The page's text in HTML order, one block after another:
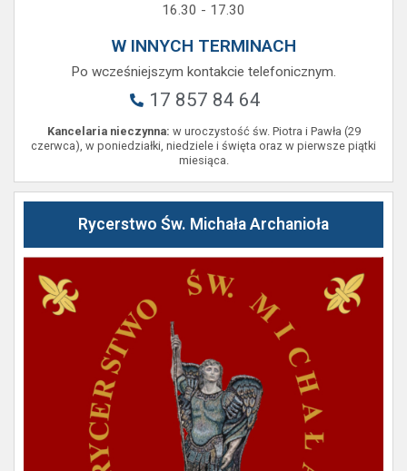
16.30 - 17.30
W INNYCH TERMINACH
Po wcześniejszym kontakcie telefonicznym.
17 857 84 64
Kancelaria nieczynna: w uroczystość św. Piotra i Pawła (29
czerwca), w poniedziałki, niedziele i święta oraz w pierwsze piątki
miesiąca.
Rycerstwo Św. Michała Archanioła